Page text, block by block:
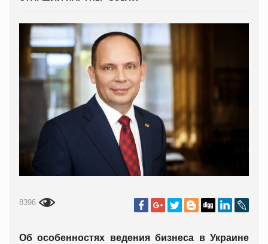
8396
Об особенностях ведения бизнеса в Украине